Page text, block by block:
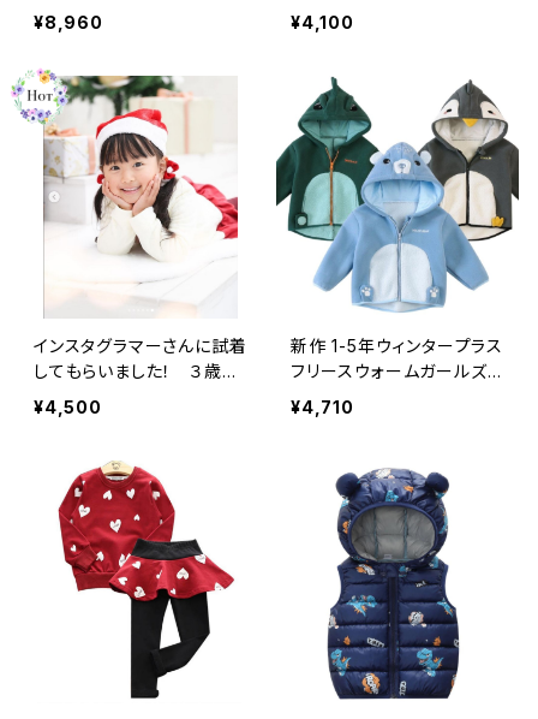
かい秋服ジャケットベビー
キッズダウン CoatS
¥8,960
冬の長袖ガールズドレス 花
刺繡 キッズ ドレスウェディ
スマスレース Vestidos ロ
ング 刺繍 ウィンター 秋冬
物 フラワーデザイン
¥4,100
インスタグラマーさんに試着
してもらいました！ ３歳～1
1歳用 小さな女の子のため
の秋/冬のドレス,ベルベット,
クリスマス&パーティ服 か
わいいすぎる
¥4,500
新作 1-5年ウィンタープラス
フリースウォームガールズ
ボーイズジャケットコットン
シックフード付きコート幼児
上着に耐えます 冬物
¥4,710